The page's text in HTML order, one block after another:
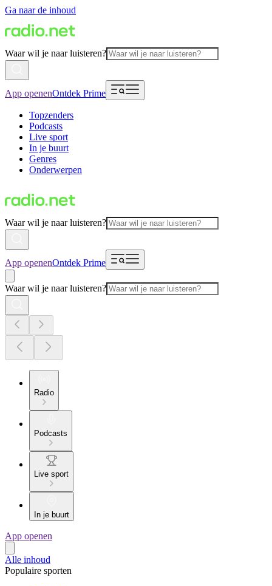
Ga naar de inhoud
Waar wil je naar luisteren?
App openenOntdek Prime
Topzenders
Podcasts
Live sport
In je buurt
Genres
Onderwerpen
Waar wil je naar luisteren?
App openenOntdek Prime
Waar wil je naar luisteren?
Radio
Podcasts
Live sport
In je buurt
App openen
Alle inhoud
Populaire sporten